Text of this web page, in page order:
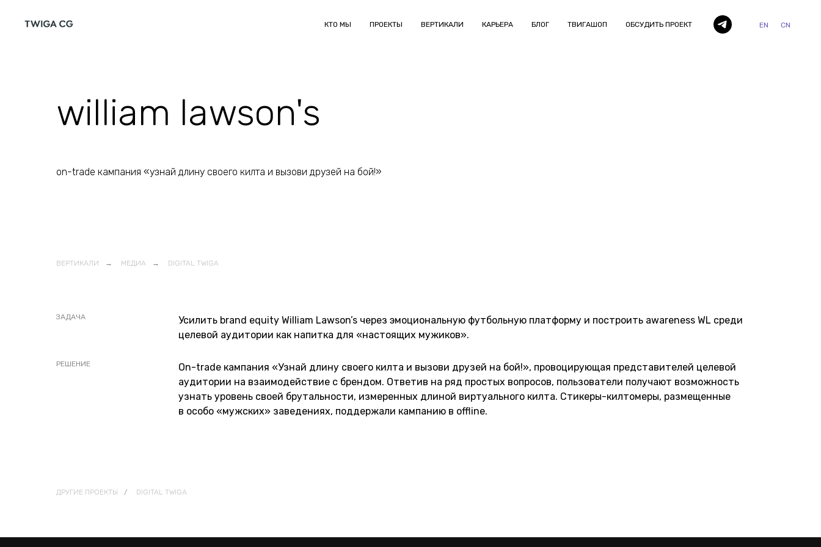
КТО МЫ ПРОЕКТЫ ВЕРТИКАЛИ КАРЬЕРА БЛОГ ТВИГАШОП ОБСУДИТЬ ПРОЕКТ EN CN
william lawson's
on-trade кампания «узнай длину своего килта и вызови друзей на бой!»
ВЕРТИКАЛИ → МЕДИА → DIGITAL TWIGA
ЗАДАЧА
Усилить brand equity William Lawson’s через эмоциональную футбольную платформу и построить awareness WL среди
целевой аудитории как напитка для «настоящих мужиков».
РЕШЕНИЕ
On-trade кампания «Узнай длину своего килта и вызови друзей на бой!», провоцирующая представителей целевой
аудитории на взаимодействие с брендом. Ответив на ряд простых вопросов, пользователи получают возможность
узнать уровень своей брутальности, измеренных длиной виртуального килта. Стикеры-килтомеры, размещенные
в особо «мужских» заведениях, поддержали кампанию в offline.
ДРУГИЕ ПРОЕКТЫ / DIGITAL TWIGA